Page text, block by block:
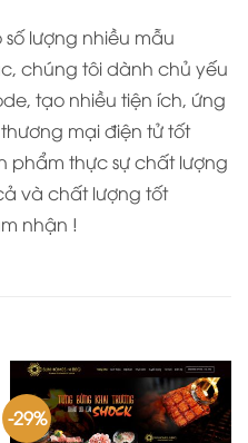
lượng nhiều mẫu
chúng tôi dành chủ yếu
tạo nhiều tiện ích, ứng
mại điện tử tốt
phẩm thực sự chất lượng
và chất lượng tốt
nhận !
-29%